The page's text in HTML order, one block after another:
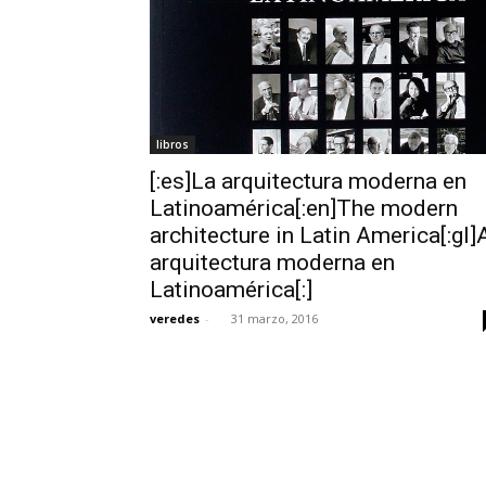
libros
[:es]La arquitectura moderna en
Latinoamérica[:en]The modern
architecture in Latin
arquitectura moderna en
Latinoamérica[:]
veredes - 31 marzo, 2016